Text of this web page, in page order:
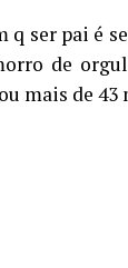
q ser pai é
de
mais de